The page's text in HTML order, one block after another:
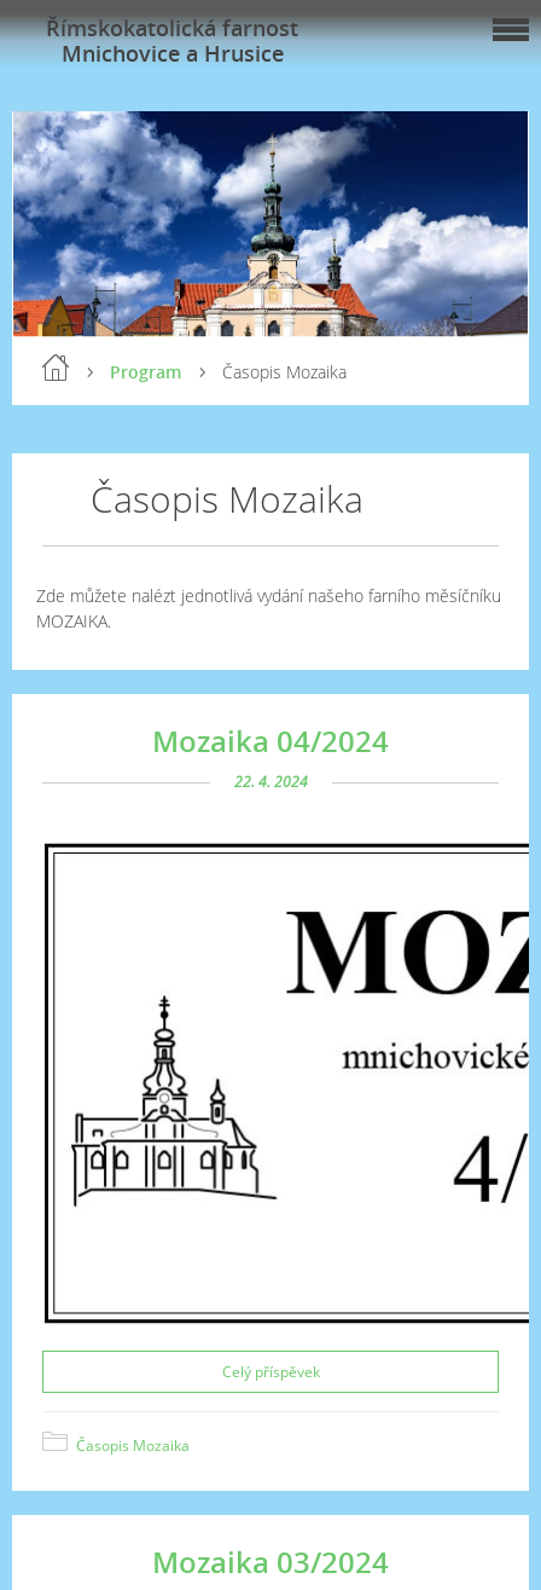
Římskokatolická farnost
Mnichovice a Hrusice
Program Časopis Mozaika
Časopis Mozaika
Zde můžete nalézt jednotlivá vydání našeho farního měsíčníku
MOZAIKA.
Mozaika 04/2024
22. 4. 2024
Celý příspěvek
Časopis Mozaika
Mozaika 03/2024